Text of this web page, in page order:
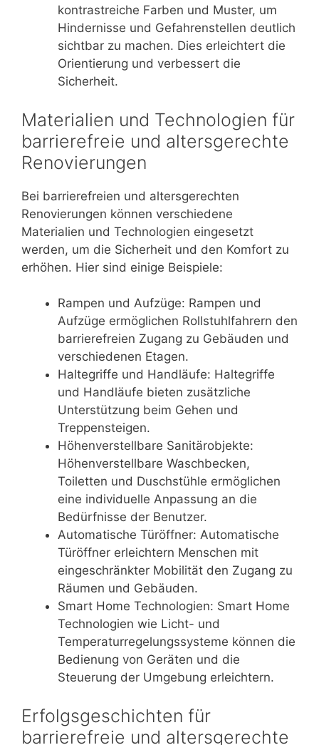
kontrastreiche Farben und Muster, um
Hindernisse und Gefahrenstellen deutlich
sichtbar zu machen. Dies erleichtert die
Orientierung und verbessert die
Sicherheit.
Materialien und Technologien für
barrierefreie und altersgerechte
Renovierungen
Bei barrierefreien und altersgerechten
Renovierungen können verschiedene
Materialien und Technologien eingesetzt
werden, um die Sicherheit und den Komfort zu
erhöhen. Hier sind einige Beispiele:
Rampen und Aufzüge: Rampen und
Aufzüge ermöglichen Rollstuhlfahrern den
barrierefreien Zugang zu Gebäuden und
verschiedenen Etagen.
Haltegriffe und Handläufe: Haltegriffe
und Handläufe bieten zusätzliche
Unterstützung beim Gehen und
Treppensteigen.
Höhenverstellbare Sanitärobjekte:
Höhenverstellbare Waschbecken,
Toiletten und Duschstühle ermöglichen
eine individuelle Anpassung an die
Bedürfnisse der Benutzer.
Automatische Türöffner: Automatische
Türöffner erleichtern Menschen mit
eingeschränkter Mobilität den Zugang zu
Räumen und Gebäuden.
Smart Home Technologien: Smart Home
Technologien wie Licht- und
Temperaturregelungssysteme können die
Bedienung von Geräten und die
Steuerung der Umgebung erleichtern.
Erfolgsgeschichten für
barrierefreie und altersgerechte